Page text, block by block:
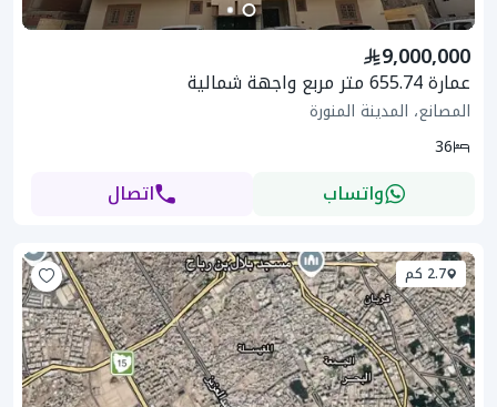
9,000,000
عمارة 655.74 متر مربع واجهة شمالية
المصانع، المدينة المنورة
36
واتساب اتصال
2.7 كم